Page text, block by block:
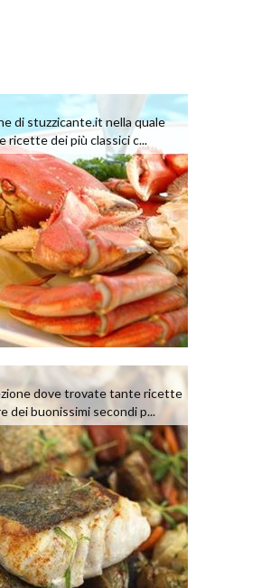
di stuzzicante.it nella quale
dei più classici c...
dove trovate tante ricette
dei buonissimi secondi p...